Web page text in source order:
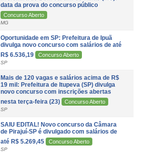
data da prova do concurso público
Concurso Aberto
MG
Oportunidade em SP: Prefeitura de Ipuã
divulga novo concurso com salários de até
R$ 6.536,19
Concurso Aberto
SP
Mais de 120 vagas e salários acima de R$
19 mil: Prefeitura de Itupeva (SP) divulga
novo concurso com inscrições abertas
nesta terça-feira (23)
Concurso Aberto
SP
SAIU EDITAL! Novo concurso da Câmara
de Pirajuí-SP é divulgado com salários de
até R$ 5.269,45
Concurso Aberto
SP